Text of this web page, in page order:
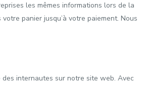
les mêmes informations lors de la
panier jusqu’à votre paiement. Nous
des internautes sur notre site web. Avec